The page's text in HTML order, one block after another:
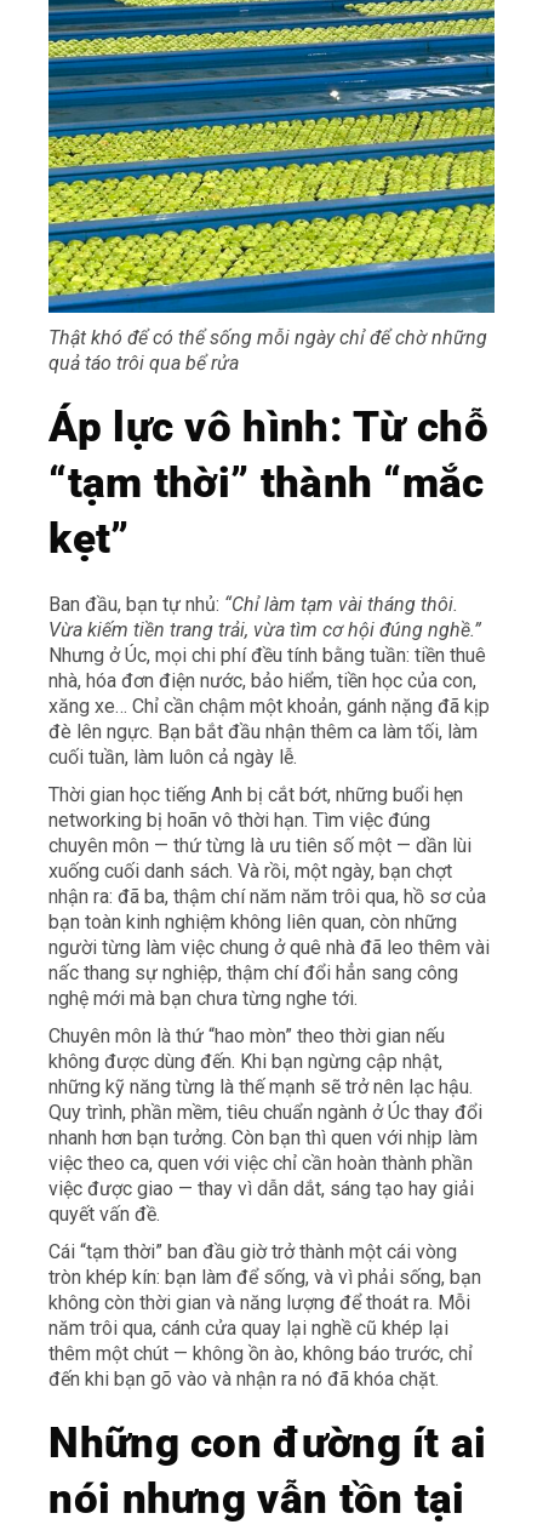
Thật khó để có thể sống mỗi ngày chỉ để chờ những
quả táo trôi qua bể rửa
Áp lực vô hình: Từ chỗ
“tạm thời” thành “mắc
kẹt”
Ban đầu, bạn tự nhủ: “Chỉ làm tạm vài tháng thôi.
Vừa kiếm tiền trang trải, vừa tìm cơ hội đúng nghề.”
Nhưng ở Úc, mọi chi phí đều tính bằng tuần: tiền thuê
nhà, hóa đơn điện nước, bảo hiểm, tiền học của con,
xăng xe… Chỉ cần chậm một khoản, gánh nặng đã kịp
đè lên ngực. Bạn bắt đầu nhận thêm ca làm tối, làm
cuối tuần, làm luôn cả ngày lễ.
Thời gian học tiếng Anh bị cắt bớt, những buổi hẹn
networking bị hoãn vô thời hạn. Tìm việc đúng
chuyên môn — thứ từng là ưu tiên số một — dần lùi
xuống cuối danh sách. Và rồi, một ngày, bạn chợt
nhận ra: đã ba, thậm chí năm năm trôi qua, hồ sơ của
bạn toàn kinh nghiệm không liên quan, còn những
người từng làm việc chung ở quê nhà đã leo thêm vài
nấc thang sự nghiệp, thậm chí đổi hẳn sang công
nghệ mới mà bạn chưa từng nghe tới.
Chuyên môn là thứ “hao mòn” theo thời gian nếu
không được dùng đến. Khi bạn ngừng cập nhật,
những kỹ năng từng là thế mạnh sẽ trở nên lạc hậu.
Quy trình, phần mềm, tiêu chuẩn ngành ở Úc thay đổi
nhanh hơn bạn tưởng. Còn bạn thì quen với nhịp làm
việc theo ca, quen với việc chỉ cần hoàn thành phần
việc được giao — thay vì dẫn dắt, sáng tạo hay giải
quyết vấn đề.
Cái “tạm thời” ban đầu giờ trở thành một cái vòng
tròn khép kín: bạn làm để sống, và vì phải sống, bạn
không còn thời gian và năng lượng để thoát ra. Mỗi
năm trôi qua, cánh cửa quay lại nghề cũ khép lại
thêm một chút — không ồn ào, không báo trước, chỉ
đến khi bạn gõ vào và nhận ra nó đã khóa chặt.
Những con đường ít ai
nói nhưng vẫn tồn tại